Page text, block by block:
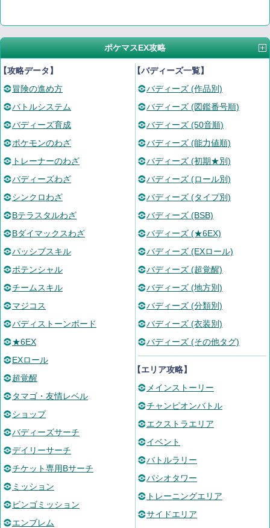
ポケマスEX攻略
攻略データ】
冒険の進め方
バトルシステム
バディーズ育成
ポケモンのわざ
トレーナーのわざ
バディーズわざ
シンクロわざ
Bテラスタルわざ
Bダイマックスわざ
パッシブスキル
ポテンシャル
チームスキル
マジコス
バディストーンボード
★6EX
EXロール
超覚醒
タマゴ・友情レベル
ショップ
バディーズサーチ
デイリーサーチ
チケット専用Bサーチ
ミッション
ビンゴミッション
エンブレム
【バディーズ一覧】
バディーズ (作品別)
バディーズ (図鑑番号順)
バディーズ (50音順)
バディーズ (能力値順)
バディーズ (初期★別)
バディーズ (ロール別)
バディーズ (タイプ別)
バディーズ (BSB)
バディーズ (★6EX)
バディーズ (EXロール)
バディーズ (超覚醒)
バディーズ (地方別)
バディーズ (分類別)
バディーズ (衣装別)
バディーズ (その他タグ)
【エリア攻略】
メインストーリー
チャンピオンバトル
エクストラエリア
イベント
バトルラリー
パシオタワー
トレーニングエリア
サイドエリア